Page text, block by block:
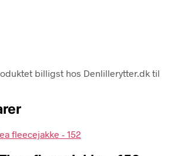
billigst hos Denlillerytter.dk til